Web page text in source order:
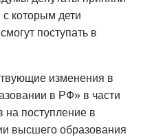
с которым дети
поступать в
изменения в
в РФ» в части
на поступление в
высшего образования